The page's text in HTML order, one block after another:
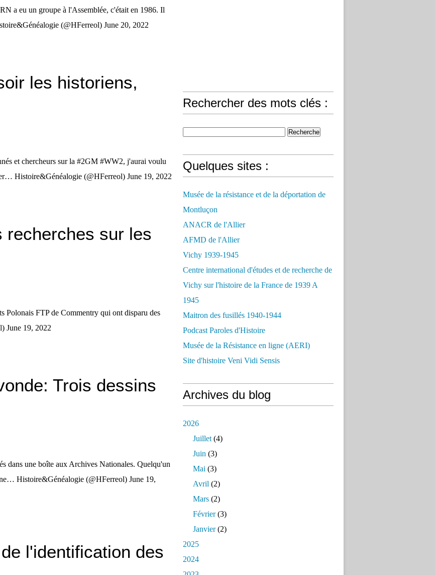
a eu un groupe à l'Assemblée, c'était en 1986. Il
(@HFerreol) June 20, 2022
les historiens,
et chercheurs sur la #2GM #WW2, j'aurai voulu
Histoire&Généalogie (@HFerreol) June 19, 2022
recherches sur les
Polonais FTP de Commentry qui ont disparu des
June 19, 2022
Trois dessins
dans une boîte aux Archives Nationales. Quelqu'un
Histoire&Généalogie (@HFerreol) June 19,
l'identification des
Rechercher des mots clés :
Quelques sites :
Musée de la résistance et de la déportation de
Montluçon
ANACR de l'Allier
AFMD de l'Allier
Vichy 1939-1945
Centre international d'études et de recherche de
Vichy sur l'histoire de la France de 1939 A
1945
Maitron des fusillés 1940-1944
Podcast Paroles d'Histoire
Musée de la Résistance en ligne (AERI)
Site d'histoire Veni Vidi Sensis
Archives du blog
2026
Juillet (4)
Juin (3)
Mai (3)
Avril (2)
Mars (2)
Février(3)
Janvier(2)
2025
2024